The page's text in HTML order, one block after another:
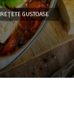
REȚETE GUSTOASE